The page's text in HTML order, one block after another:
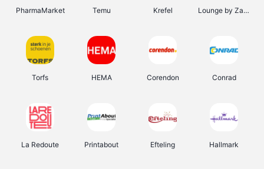
PharmaMarket Temu Krefel Lounge by Zalando
Torfs HEMA Corendon Conrad
La Redoute Printabout Efteling Hallmark